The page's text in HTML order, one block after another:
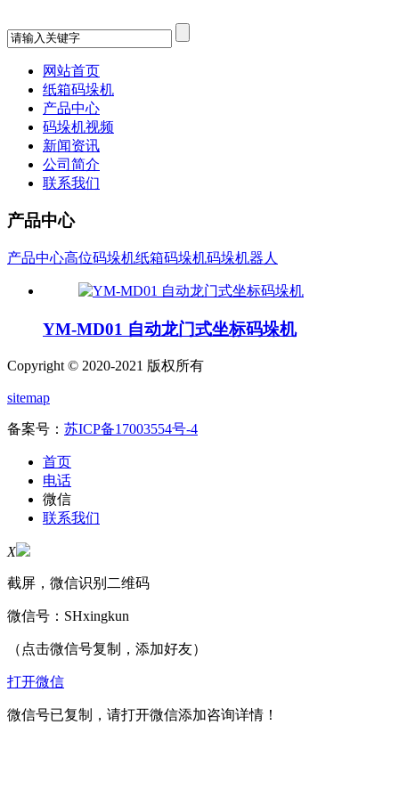
网站首页
纸箱码垛机
产品中心
码垛机视频
新闻资讯
公司简介
联系我们
产品中心
产品中心高位码垛机纸箱码垛机码垛机器人
YM-MD01 自动龙门式坐标码垛机
Copyright © 2020-2021 版权所有
sitemap
备案号： 苏ICP备17003554号-4
首页
电话
微信
联系我们
X
截屏，微信识别二维码
微信号： SHxingkun
（点击微信号复制，添加好友）
打开微信
微信号已复制，请打开微信添加咨询详情！